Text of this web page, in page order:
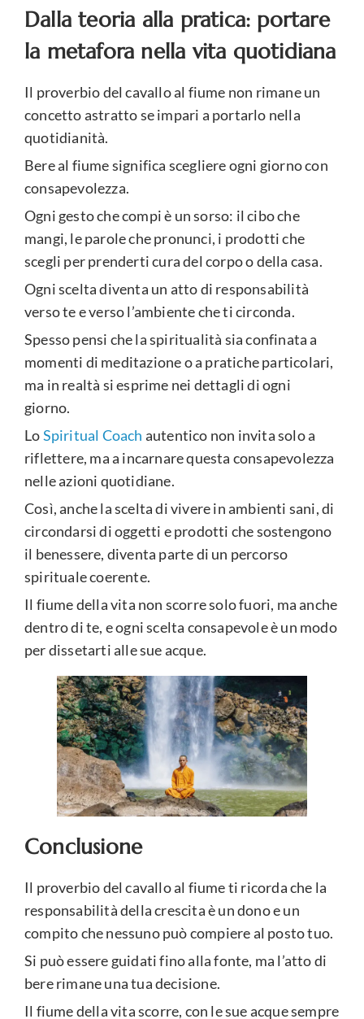
Dalla teoria alla pratica: portare
la metafora nella vita quotidiana
Il proverbio del cavallo al fiume non rimane un
concetto astratto se impari a portarlo nella
quotidianità.
Bere al fiume significa scegliere ogni giorno con
consapevolezza.
Ogni gesto che compi è un sorso: il cibo che
mangi, le parole che pronunci, i prodotti che
scegli per prenderti cura del corpo o della casa.
Ogni scelta diventa un atto di responsabilità
verso te e verso l’ambiente che ti circonda.
Spesso pensi che la spiritualità sia confinata a
momenti di meditazione o a pratiche particolari,
ma in realtà si esprime nei dettagli di ogni
giorno.
LoSpiritual Coach autentico non invita solo a
riflettere, ma a incarnare questa consapevolezza
nelle azioni quotidiane.
Così, anche la scelta di vivere in ambienti sani, di
circondarsi di oggetti e prodotti che sostengono
il benessere, diventa parte di un percorso
spirituale coerente.
Il fiume della vita non scorre solo fuori, ma anche
dentro di te, e ogni scelta consapevole è un modo
per dissetarti alle sue acque.
Conclusione
Il proverbio del cavallo al fiume ti ricorda che la
responsabilità della crescita è un dono e un
compito che nessuno può compiere al posto tuo.
Si può essere guidati fino alla fonte, ma l’atto di
bere rimane una tua decisione.
Il fiume della vita scorre, con le sue acque sempre